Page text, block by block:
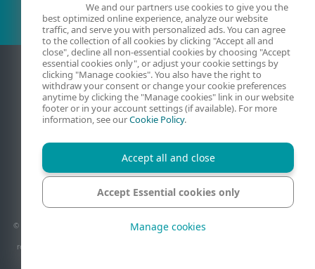
Kontaktiniai duomenys
Pranešti apie pažeidžiamumus
Svetainės struktūra
© 1992 - 2026 ESET, spol. s r.o. - Visos teisės saugomos. Šiame dokumente naudojami
prekių ženklai yra „ESET, spol. s r.o.“ ar „ESET North America“ paprastieji arba
registruotieji prekių ženklai. Visi kiti pavadinimai ir prekių ženklai yra registruotieji
We and our partners use cookies to give you the
best optimized online experience, analyze our website
traffic, and serve you with personalized ads. You can agree
to the collection of all cookies by clicking "Accept all and
close", decline all non-essential cookies by choosing "Accept
essential cookies only", or adjust your cookie settings by
clicking "Manage cookies". You also have the right to
withdraw your consent or change your cookie preferences
anytime by clicking the "Manage cookies" link in our website
footer or in your account settings (if available). For more
information, see ourCookie Policy.
Accept all and close
Accept Essential cookies only
Manage cookies